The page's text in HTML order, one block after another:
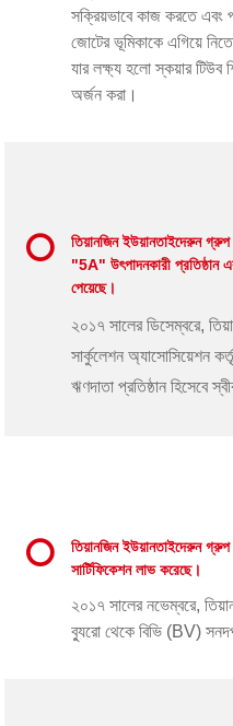
সক্রিয়ভাবে কাজ করতে এবং
জোটের ভূমিকাকে এগিয়ে
যার লক্ষ্য হলো স্কয়ার টিউব
অর্জন করা।
তিয়ানজিন ইউয়ানতাইদেরুন গ্রুপ
"5A" উৎপাদনকারী প্রতিষ্ঠান
পেয়েছে।
২০১৭ সালের ডিসেম্বরে,
সার্কুলেশন অ্যাসোসিয়েশন
ঋণদাতা প্রতিষ্ঠান হিসেবে
তিয়ানজিন ইউয়ানতাইদেরুন
সার্টিফিকেশন লাভ করেছে।
২০১৭ সালের নভেম্বরে,
ব্যুরো থেকে বিভি (BV)